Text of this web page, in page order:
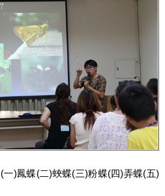
)鳳蝶(二)蛺蝶(三)粉蝶(四)弄蝶(五)